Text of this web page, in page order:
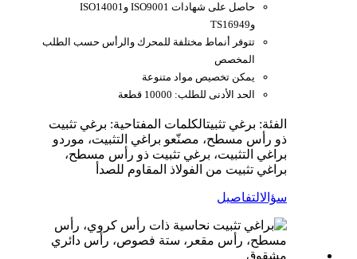
حاصل على شهادات ISO9001 وISO14001
وTS16949
تتوفر أنماط مختلفة للمحرك والرأس حسب الطلب
المخصص
يمكن تخصيص مواد متنوعة
الحد الأدنى للطلب: 10000 قطعة
الفئة: برغي تثبيتالكلمات المفتاحية: برغي تثبيت
ذو رأس مسطح، مصنّعو براغي التثبيت، موردو
براغي التثبيت، برغي تثبيت ذو رأس مسطح،
براغي تثبيت من الفولاذ المقاوم للصدأ
سؤالالتفاصيل